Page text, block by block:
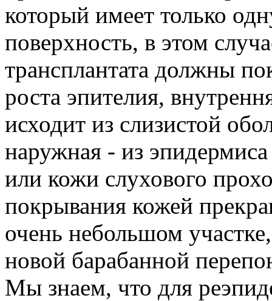
который имеет только
поверхность, в этом
трансплантата должны
роста эпителия,
исходит из слизистой
наружная - из
или кожи слухового
покрывания кожей
очень небольшом
новой барабанной
Мы знаем, что для